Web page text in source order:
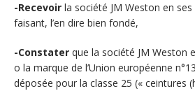
-Recevoir la société JM Weston en
faisant, l’en dire bien fondé,
-Constater que la société JM Weston
o la marque de l’Union européenne
déposée pour la classe 25 (« ceintures